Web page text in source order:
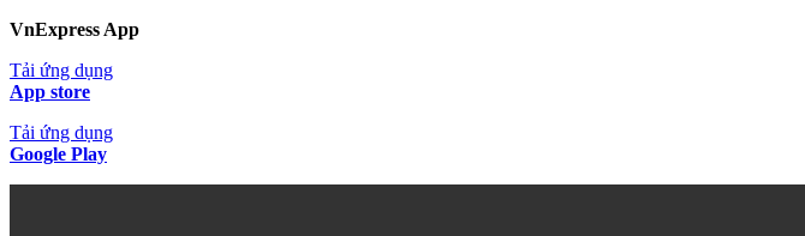
VnExpress App
Tải ứng dụng
App store
Tải ứng dụng
Google Play